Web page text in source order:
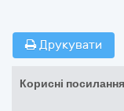
Друкувати
Корисні посилання